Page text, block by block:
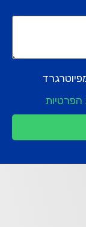
הפרטיות